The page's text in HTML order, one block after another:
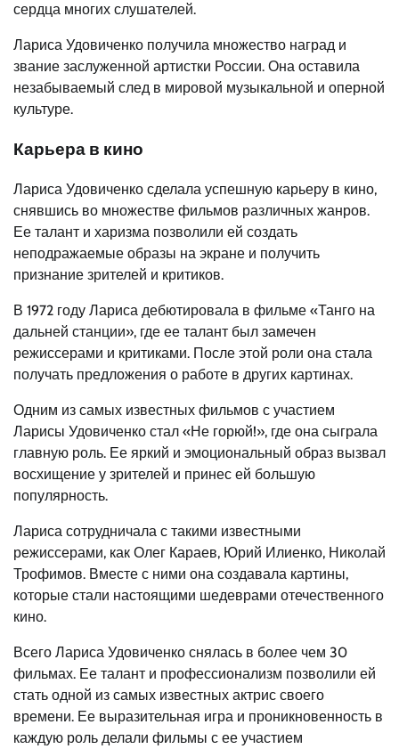
сердца многих слушателей.
Лариса Удовиченко получила множество наград и
звание заслуженной артистки России. Она оставила
незабываемый след в мировой музыкальной и оперной
культуре.
Карьера в кино
Лариса Удовиченко сделала успешную карьеру в кино,
снявшись во множестве фильмов различных жанров.
Ее талант и харизма позволили ей создать
неподражаемые образы на экране и получить
признание зрителей и критиков.
В 1972 году Лариса дебютировала в фильме «Танго на
дальней станции», где ее талант был замечен
режиссерами и критиками. После этой роли она стала
получать предложения о работе в других картинах.
Одним из самых известных фильмов с участием
Ларисы Удовиченко стал «Не горюй!», где она сыграла
главную роль. Ее яркий и эмоциональный образ вызвал
восхищение у зрителей и принес ей большую
популярность.
Лариса сотрудничала с такими известными
режиссерами, как Олег Караев, Юрий Илиенко, Николай
Трофимов. Вместе с ними она создавала картины,
которые стали настоящими шедеврами отечественного
кино.
Всего Лариса Удовиченко снялась в более чем 30
фильмах. Ее талант и профессионализм позволили ей
стать одной из самых известных актрис своего
времени. Ее выразительная игра и проникновенность в
каждую роль делали фильмы с ее участием